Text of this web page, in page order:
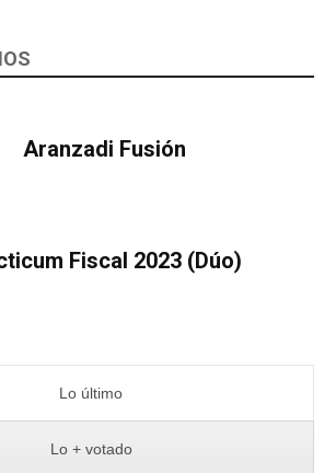
Aranzadi Fusión
Fiscal 2023 (Dúo)
Lo último
Lo + votado